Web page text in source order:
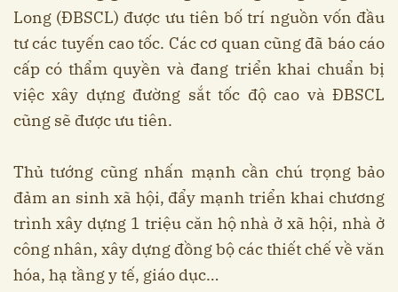
Long (ĐBSCL) được ưu tiên bố trí nguồn vốn đầu
tư các tuyến cao tốc. Các cơ quan cũng đã báo cáo
cấp có thẩm quyền và đang triển khai chuẩn bị
việc xây dựng đường sắt tốc độ cao và ĐBSCL
cũng sẽ được ưu tiên.
Thủ tướng cũng nhấn mạnh cần chú trọng bảo
đảm an sinh xã hội, đẩy mạnh triển khai chương
trình xây dựng 1 triệu căn hộ nhà ở xã hội, nhà ở
công nhân, xây dựng đồng bộ các thiết chế về văn
hóa, hạ tầng y tế, giáo dục…